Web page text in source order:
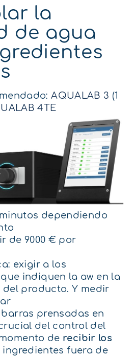
la
de agua
AQUALAB 3 (1
4TE
minutos dependiendo
de 9000 € por
exigir a los
indiquen la aw en la
producto. Y medir
prensadas en
del control del
de recibir los
ingredientes fuera de